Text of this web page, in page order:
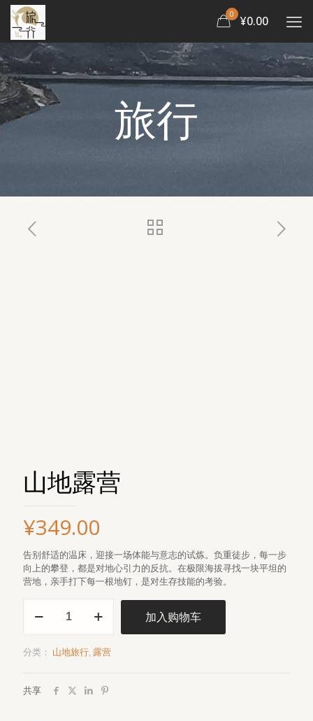
0 ¥0.00
旅行
山地露营
¥349.00
告别舒适的温床，迎接一场体能与意志的试炼。负重徒步，每一步
向上的攀登，都是对地心引力的反抗。在极限海拔寻找一块平坦的
营地，亲手打下每一根地钉，是对生存技能的考验。
加入购物车
分类： 山地旅行, 露营
共享